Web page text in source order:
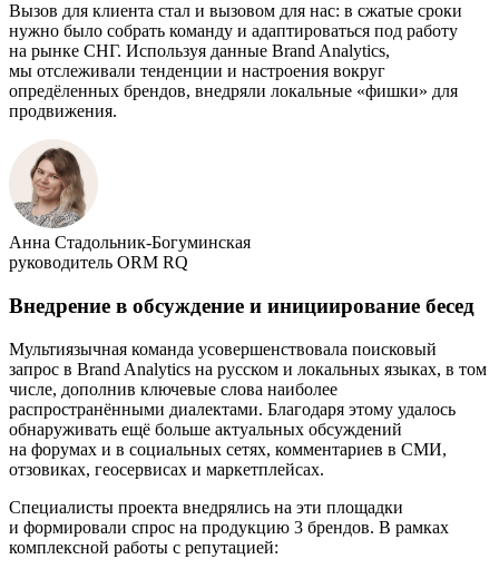
Вызов для клиента стал и вызовом для нас: в сжатые сроки
нужно было собрать команду и адаптироваться под работу
на рынке СНГ. Используя данные Brand Analytics,
мы отслеживали тенденции и настроения вокруг
опредёленных брендов, внедряли локальные «фишки» для
продвижения.
Анна Стадольник-Богуминская
руководитель ORM RQ
Внедрение в обсуждение и инициирование бесед
Мультиязычная команда усовершенствовала поисковый
запрос в Brand Analytics на русском и локальных языках, в том
числе, дополнив ключевые слова наиболее
распространёнными диалектами. Благодаря этому удалось
обнаруживать ещё больше актуальных обсуждений
на форумах и в социальных сетях, комментариев в СМИ,
отзовиках, геосервисах и маркетплейсах.
Специалисты проекта внедрялись на эти площадки
и формировали спрос на продукцию 3 брендов. В рамках
комплексной работы с репутацией: